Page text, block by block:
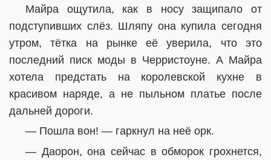
Майра ощутила, как в носу защипало от
подступивших слёз. Шляпу она купила сегодня
утром, тётка на рынке её уверила, что это
последний писк моды в Черристоуне. А Майра
хотела предстать на королевской кухне в
красивом наряде, а не пыльном платье после
дальней дороги.
— Пошла вон! — гаркнул на неё орк.
— Даорон, она сейчас в обморок грохнется,